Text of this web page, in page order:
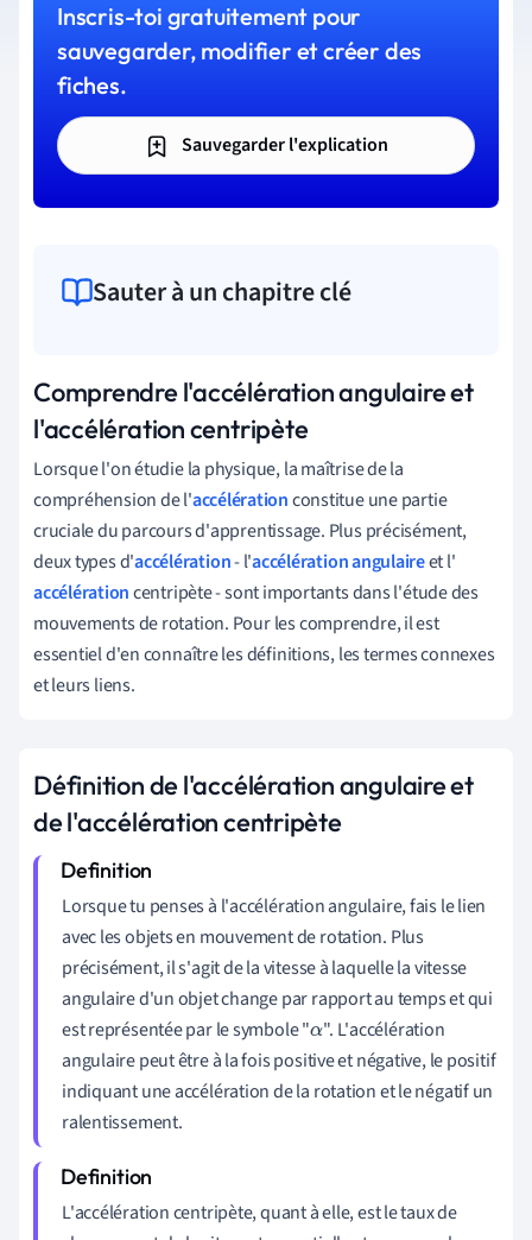
Inscris-toi gratuitement pour
sauvegarder, modifier et créer des
fiches.
Sauvegarder l'explication
Sauter à un chapitre clé
Comprendre l'accélération angulaire et
l'accélération centripète
Lorsque l'on étudie la physique, la maîtrise de la
compréhension de l'accélérationconstitue une partie
cruciale du parcours d'apprentissage. Plus précisément,
deux types d'accélération- l'accélération angulaireet l'
accélérationcentripète - sont importants dans l'étude des
mouvements de rotation. Pour les comprendre, il est
essentiel d'en connaître les définitions, les termes connexes
et leurs liens.
Définition de l'accélération angulaire et
de l'accélération centripète
Lorsque tu penses à l'accélération angulaire, fais le lien
avec les objets en mouvement de rotation. Plus
précisément, il s'agit de la vitesse à laquelle la vitesse
angulaire d'un objet change par rapport au temps et qui
est représentée par le symbole "α". L'accélération
angulaire peut être à la fois positive et négative, le positif
indiquant une accélération de la rotation et le négatif un
ralentissement.
L'accélération centripète, quant à elle, est le taux de